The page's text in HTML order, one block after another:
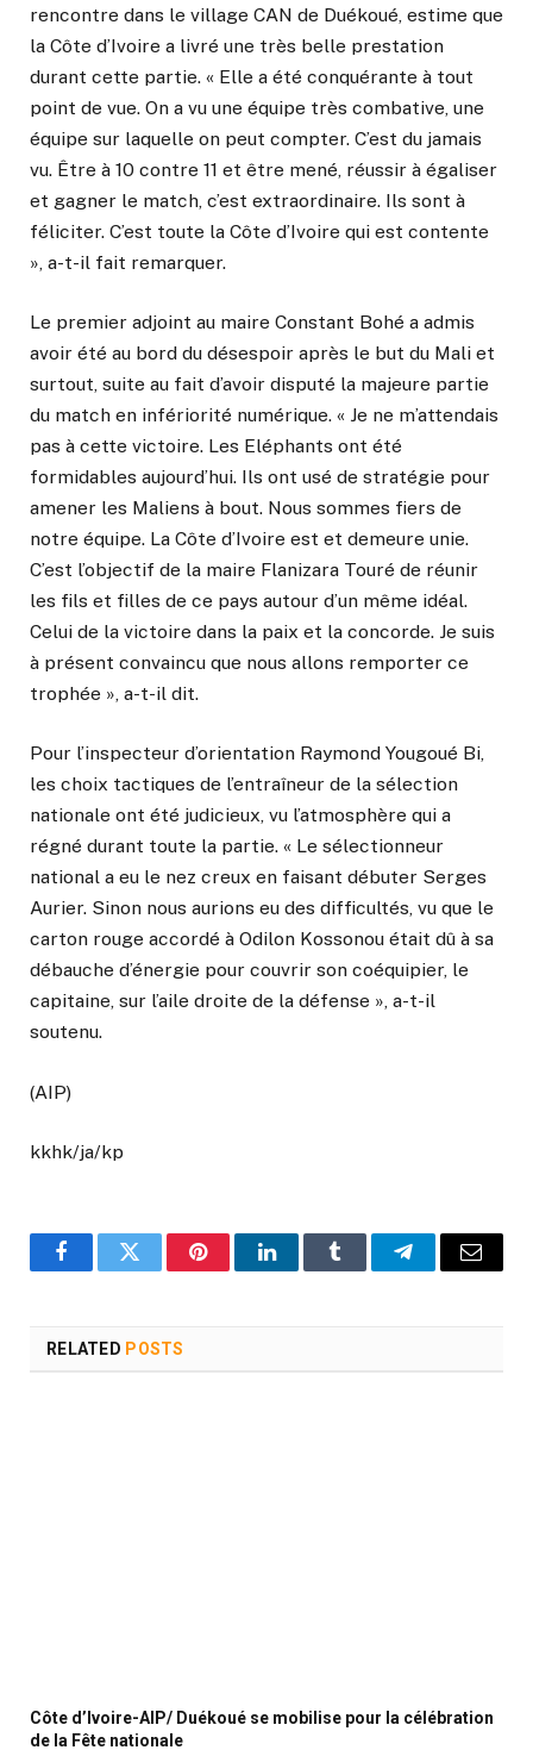
rencontre dans le village CAN de Duékoué, estime que
la Côte d’Ivoire a livré une très belle prestation
durant cette partie. « Elle a été conquérante à tout
point de vue. On a vu une équipe très combative, une
équipe sur laquelle on peut compter. C’est du jamais
vu. Être à 10 contre 11 et être mené, réussir à égaliser
et gagner le match, c’est extraordinaire. Ils sont à
féliciter. C’est toute la Côte d’Ivoire qui est contente
», a-t-il fait remarquer.
Le premier adjoint au maire Constant Bohé a admis
avoir été au bord du désespoir après le but du Mali et
surtout, suite au fait d’avoir disputé la majeure partie
du match en infériorité numérique. « Je ne m’attendais
pas à cette victoire. Les Eléphants ont été
formidables aujourd’hui. Ils ont usé de stratégie pour
amener les Maliens à bout. Nous sommes fiers de
notre équipe. La Côte d’Ivoire est et demeure unie.
C’est l’objectif de la maire Flanizara Touré de réunir
les fils et filles de ce pays autour d’un même idéal.
Celui de la victoire dans la paix et la concorde. Je suis
à présent convaincu que nous allons remporter ce
trophée », a-t-il dit.
Pour l’inspecteur d’orientation Raymond Yougoué Bi,
les choix tactiques de l’entraîneur de la sélection
nationale ont été judicieux, vu l’atmosphère qui a
régné durant toute la partie. « Le sélectionneur
national a eu le nez creux en faisant débuter Serges
Aurier. Sinon nous aurions eu des difficultés, vu que le
carton rouge accordé à Odilon Kossonou était dû à sa
débauche d’énergie pour couvrir son coéquipier, le
capitaine, sur l’aile droite de la défense », a-t-il
soutenu.
(AIP)
kkhk/ja/kp
FacebookTwitter PinterestLinkedInTumblr TelegramEmail
RELATED POSTS
Côte d’Ivoire-AIP/ Duékoué se mobilise pour la célébration
de la Fête nationale